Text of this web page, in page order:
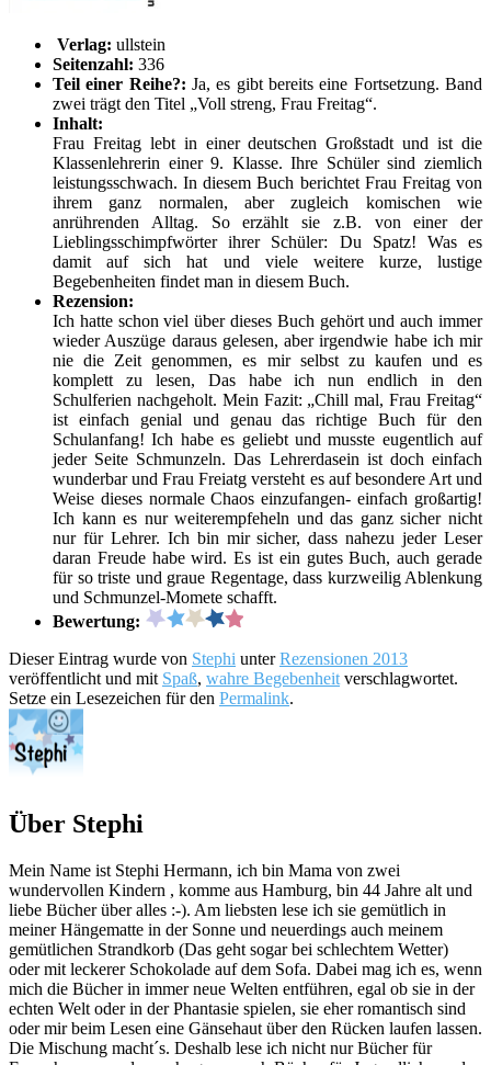
Verlag: ullstein
Seitenzahl: 336
Teil einer Reihe?: Ja, es gibt bereits eine Fortsetzung. Band
zwei trägt den Titel „Voll streng, Frau Freitag“.
Inhalt:
Frau Freitag lebt in einer deutschen Großstadt und ist die
Klassenlehrerin einer 9. Klasse. Ihre Schüler sind ziemlich
leistungsschwach. In diesem Buch berichtet Frau Freitag von
ihrem ganz normalen, aber zugleich komischen wie
anrührenden Alltag. So erzählt sie z.B. von einer der
Lieblingsschimpfwörter ihrer Schüler: Du Spatz! Was es
damit auf sich hat und viele weitere kurze, lustige
Begebenheiten findet man in diesem Buch.
Rezension:
Ich hatte schon viel über dieses Buch gehört und auch immer
wieder Auszüge daraus gelesen, aber irgendwie habe ich mir
nie die Zeit genommen, es mir selbst zu kaufen und es
komplett zu lesen, Das habe ich nun endlich in den
Schulferien nachgeholt. Mein Fazit: „Chill mal, Frau Freitag“
ist einfach genial und genau das richtige Buch für den
Schulanfang! Ich habe es geliebt und musste eugentlich auf
jeder Seite Schmunzeln. Das Lehrerdasein ist doch einfach
wunderbar und Frau Freiatg versteht es auf besondere Art und
Weise dieses normale Chaos einzufangen- einfach großartig!
Ich kann es nur weiterempfeheln und das ganz sicher nicht
nur für Lehrer. Ich bin mir sicher, dass nahezu jeder Leser
daran Freude habe wird. Es ist ein gutes Buch, auch gerade
für so triste und graue Regentage, dass kurzweilig Ablenkung
und Schmunzel-Momete schafft.
Bewertung:
Dieser Eintrag wurde von Stephi unterRezensionen 2013
veröffentlicht und mit Spaß, wahre Begebenheit verschlagwortet.
Setze ein Lesezeichen für den Permalink.
Über Stephi
Mein Name ist Stephi Hermann, ich bin Mama von zwei
wundervollen Kindern , komme aus Hamburg, bin 44 Jahre alt und
liebe Bücher über alles :-). Am liebsten lese ich sie gemütlich in
meiner Hängematte in der Sonne und neuerdings auch meinem
gemütlichen Strandkorb (Das geht sogar bei schlechtem Wetter)
oder mit leckerer Schokolade auf dem Sofa. Dabei mag ich es, wenn
mich die Bücher in immer neue Welten entführen, egal ob sie in der
echten Welt oder in der Phantasie spielen, sie eher romantisch sind
oder mir beim Lesen eine Gänsehaut über den Rücken laufen lassen.
Die Mischung macht´s. Deshalb lese ich nicht nur Bücher für